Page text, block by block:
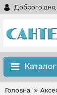
Доброго дня,
Головна